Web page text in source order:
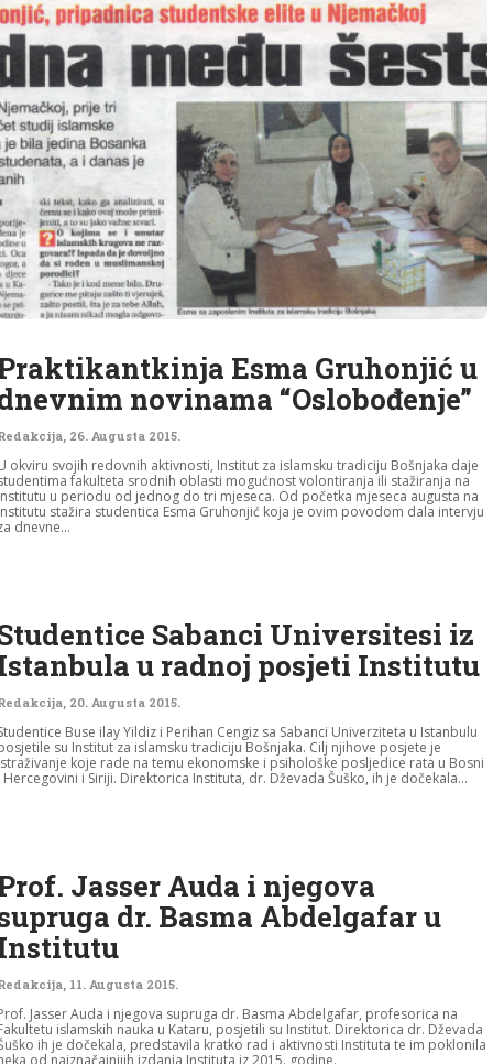
Esma Gruhonjić u
novinama “Oslobođenje”
26. Augusta 2015.
okviru svojih redovnih aktivnosti, Institut za islamsku tradiciju Bošnjaka daje
fakulteta srodnih oblasti mogućnost volontiranja ili stažiranja na
u periodu od jednog do tri mjeseca. Od početka mjeseca augusta na
stažira studentica Esma Gruhonjić koja je ovim povodom dala intervju
dnevne...
Sabanci Universitesi iz
u radnoj posjeti Institutu
20. Augusta 2015.
Buse ilay Yildiz i Perihan Cengiz sa Sabanci Univerziteta u Istanbulu
su Institut za islamsku tradiciju Bošnjaka. Cilj njihove posjete je
koje rade na temu ekonomske i psihološke posljedice rata u Bosni
Hercegovini i Siriji. Direktorica Instituta, dr. Dževada Šuško, ih je dočekala...
Jasser Auda i njegova
dr. Basma Abdelgafar u
11. Augusta 2015.
Jasser Auda i njegova supruga dr. Basma Abdelgafar, profesorica na
islamskih nauka u Kataru, posjetili su Institut. Direktorica dr. Dževada
ih je dočekala, predstavila kratko rad i aktivnosti Instituta te im poklonila
od najznačajnijih izdanja Instituta iz 2015. godine.